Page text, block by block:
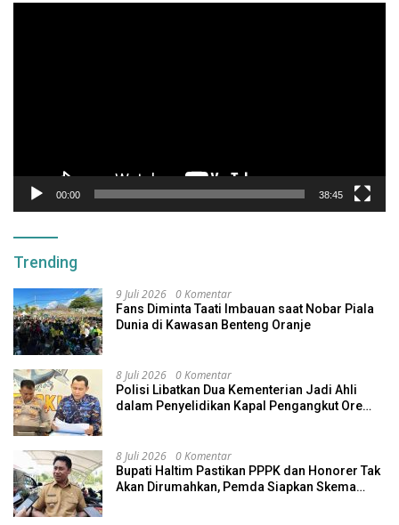
00:00 38:45
Trending
9 Juli 2026 0 Komentar
Fans Diminta Taati Imbauan saat Nobar Piala
Dunia di Kawasan Benteng Oranje
8 Juli 2026 0 Komentar
Polisi Libatkan Dua Kementerian Jadi Ahli
dalam Penyelidikan Kapal Pengangkut Ore
8 Juli 2026 0 Komentar
Bupati Haltim Pastikan PPPK dan Honorer Tak
Akan Dirumahkan, Pemda Siapkan Skema